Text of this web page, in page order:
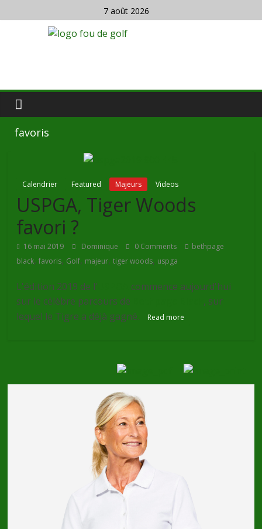
7 août 2026
favoris
Calendrier Featured Majeurs Videos
USPGA, Tiger Woods
favori ?
16 mai 2019 Dominique 0 Comments
bethpage
black,favoris, Golf, majeur,tiger woods, uspga
L'édition 2019 de l'
commence aujourd'hui
sur le célèbre parcours de
, sur
lequel le Tigre a déjà gagné.
Read more